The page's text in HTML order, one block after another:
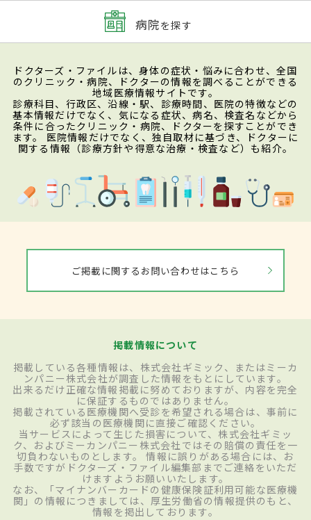
病院を探す
ドクターズ・ファイルは、身体の症状・悩みに合わせ、全国
のクリニック・病院、ドクターの情報を調べることができる
地域医療情報サイトです。
診療科目、行政区、沿線・駅、診療時間、医院の特徴などの
基本情報だけでなく、気になる症状、病名、検査名などから
条件に合ったクリニック・病院、ドクターを探すことができ
ます。 医院情報だけでなく、独自取材に基づき、ドクターに
関する情報（診療方針や得意な治療・検査など）も紹介。
ご掲載に関するお問い合わせはこちら
掲載情報について
掲載している各種情報は、株式会社ギミック、またはミーカ
ンパニー株式会社が調査した情報をもとにしています。
出来るだけ正確な情報掲載に努めておりますが、内容を完全
に保証するものではありません。
掲載されている医療機関へ受診を希望される場合は、事前に
必ず該当の医療機関に直接ご確認ください。
当サービスによって生じた損害について、株式会社ギミッ
ク、およびミーカンパニー株式会社ではその賠償の責任を一
切負わないものとします。 情報に誤りがある場合には、お
手数ですがドクターズ・ファイル編集部までご連絡をいただ
けますようお願いいたします。
なお、「マイナンバーカードの健康保険証利用可能な医療機
関」の情報につきましては、厚生労働省の情報提供のもと、
情報を掲出しております。